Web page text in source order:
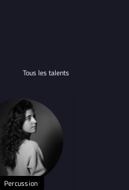
Tous les talents
Percussion